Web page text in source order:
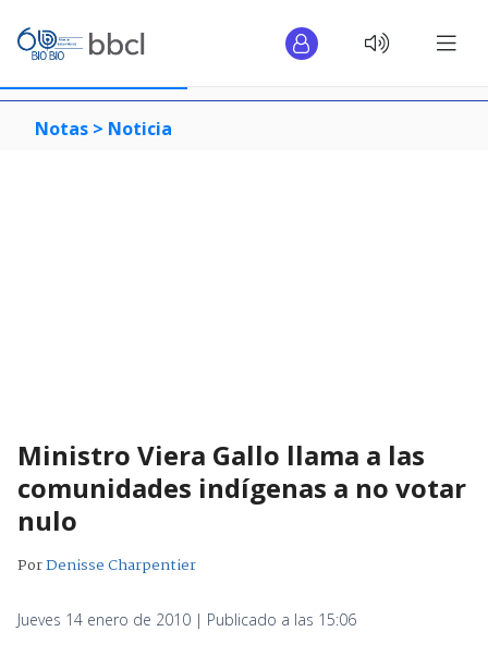
Notas > Noticia
Ministro Viera Gallo llama a las
comunidades indígenas a no votar
nulo
PorDenisse Charpentier
Jueves 14 enero de 2010 | Publicado a las 15:06